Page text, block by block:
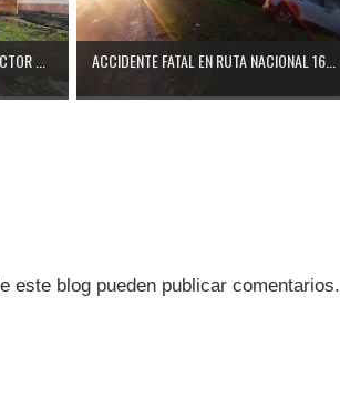
... ACCIDENTE FATAL EN RUTA NACIONAL 16...
este blog pueden publicar comentarios.